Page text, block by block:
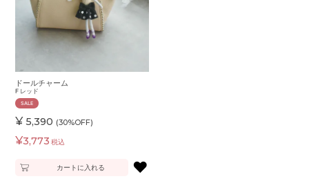
ドールチャーム
F レッド
SALE
¥ 5,390 (30%OFF)
¥3,773 税込
カートに入れる ♥